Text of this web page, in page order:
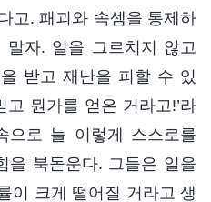
고. 패괴와 속셈을 통제하
자. 일을 그르치지 않고
받고 재난을 피할 수 있
뭔가를 얻은 거라고!’라
으로 늘 이렇게 스스로를
을 북돋운다. 그들은 일을
이 크게 떨어질 거라고 생